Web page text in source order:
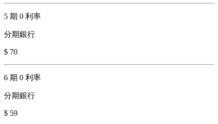
5 期 0 利率
分期銀行
$ 70
6 期 0 利率
分期銀行
$ 59